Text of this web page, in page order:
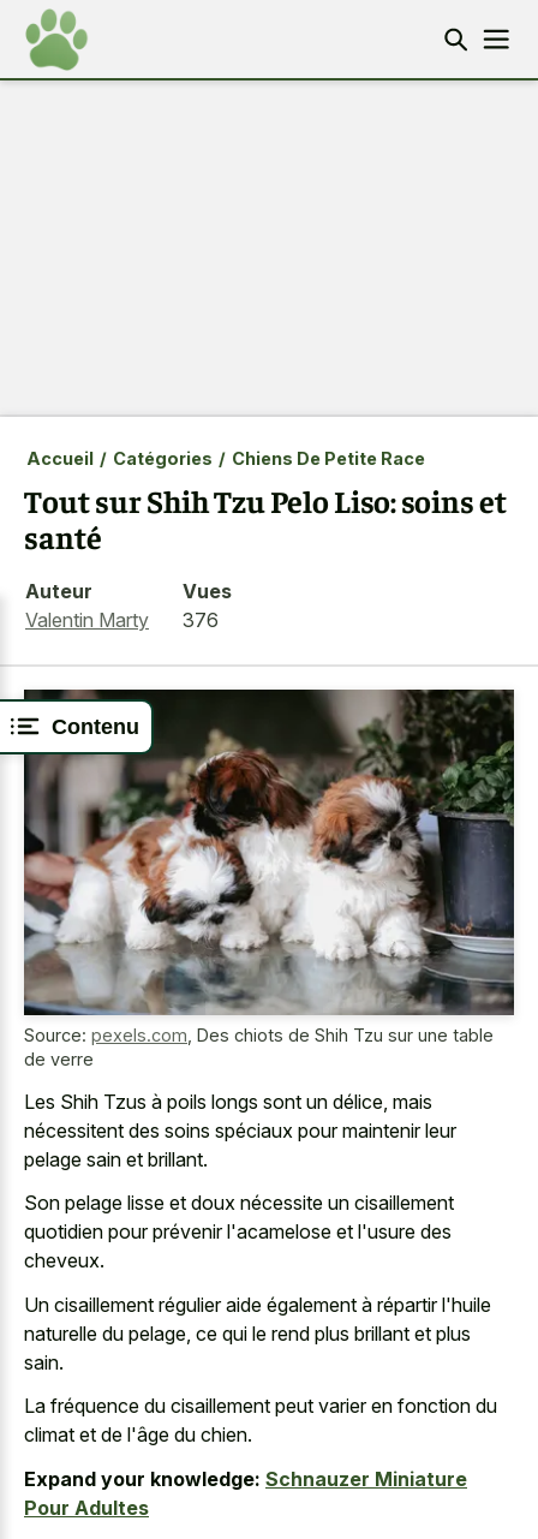
Contenu
Accueil / Catégories / Chiens De Petite Race
Tout sur Shih Tzu Pelo Liso: soins et
santé
Auteur
Valentin Marty
Vues
376
Source: pexels.com Des chiots de Shih Tzu sur une table
de verre
Les Shih Tzus à poils longs sont un délice, mais
nécessitent des soins spéciaux pour maintenir leur
pelage sain et brillant.
Son pelage lisse et doux nécessite un cisaillement
quotidien pour prévenir l'acamelose et l'usure des
cheveux.
Un cisaillement régulier aide également à répartir l'huile
naturelle du pelage, ce qui le rend plus brillant et plus
sain.
La fréquence du cisaillement peut varier en fonction du
climat et de l'âge du chien.
Expand your knowledge: Schnauzer Miniature
Pour Adultes